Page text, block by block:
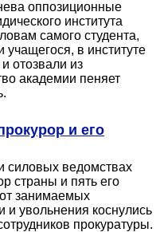
оппозиционные
института
самого студента,
учащегося, в институте
отозвали из
академии пеняет
и его
силовых ведомствах
страны и пять его
занимаемых
и увольнения коснулись
прокуратуры.